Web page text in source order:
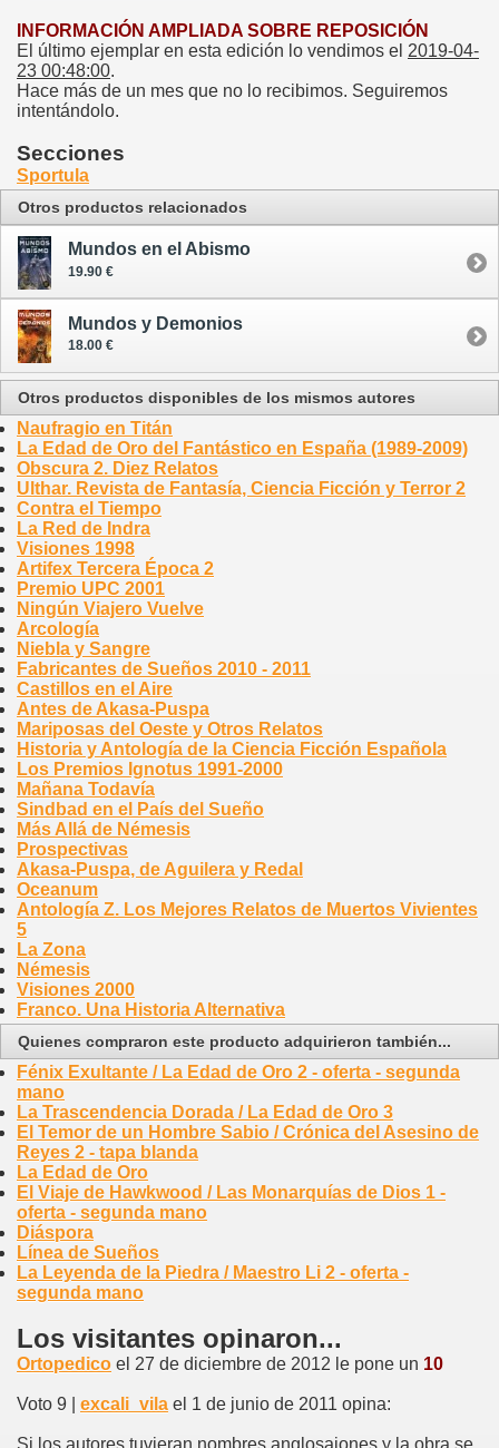
INFORMACIÓN AMPLIADA SOBRE REPOSICIÓN
El último ejemplar en esta edición lo vendimos el 2019-04-
23 00:48:00.
Hace más de un mes que no lo recibimos. Seguiremos
intentándolo.
Secciones
Sportula
Otros productos relacionados
Mundos en el Abismo
19.90 €
Mundos y Demonios
18.00 €
Otros productos disponibles de los mismos autores
Naufragio en Titán
La Edad de Oro del Fantástico en España (1989-2009)
Obscura 2. Diez Relatos
Ulthar. Revista de Fantasía, Ciencia Ficción y Terror 2
Contra el Tiempo
La Red de Indra
Visiones 1998
Artifex Tercera Época 2
Premio UPC 2001
Ningún Viajero Vuelve
Arcología
Niebla y Sangre
Fabricantes de Sueños 2010 - 2011
Castillos en el Aire
Antes de Akasa-Puspa
Mariposas del Oeste y Otros Relatos
Historia y Antología de la Ciencia Ficción Española
Los Premios Ignotus 1991-2000
Mañana Todavía
Sindbad en el País del Sueño
Más Allá de Némesis
Prospectivas
Akasa-Puspa, de Aguilera y Redal
Oceanum
Antología Z. Los Mejores Relatos de Muertos Vivientes
5
La Zona
Némesis
Visiones 2000
Franco. Una Historia Alternativa
Quienes compraron este producto adquirieron también...
Fénix Exultante / La Edad de Oro 2 - oferta - segunda
mano
La Trascendencia Dorada / La Edad de Oro 3
El Temor de un Hombre Sabio / Crónica del Asesino de
Reyes 2 - tapa blanda
La Edad de Oro
El Viaje de Hawkwood / Las Monarquías de Dios 1 -
oferta - segunda mano
Diáspora
Línea de Sueños
La Leyenda de la Piedra / Maestro Li 2 - oferta -
segunda mano
Los visitantes opinaron...
Ortopedico el 27 de diciembre de 2012 le pone un 10
Voto 9 | excali_vila el 1 de junio de 2011 opina:
Si los autores tuvieran nombres anglosajones y la obra se